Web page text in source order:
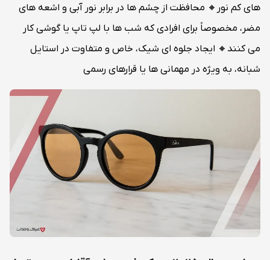
های کم نور🔸 محافظت از چشم ها در برابر نور آبی و اشعه های
مضر، مخصوصاً برای افرادی که شب ها با لپ تاپ یا گوشی کار
می کنند🔸 ایجاد جلوه ای شیک، خاص و متفاوت در استایل
شبانه، به ویژه در مهمانی ها یا قرارهای رسمی